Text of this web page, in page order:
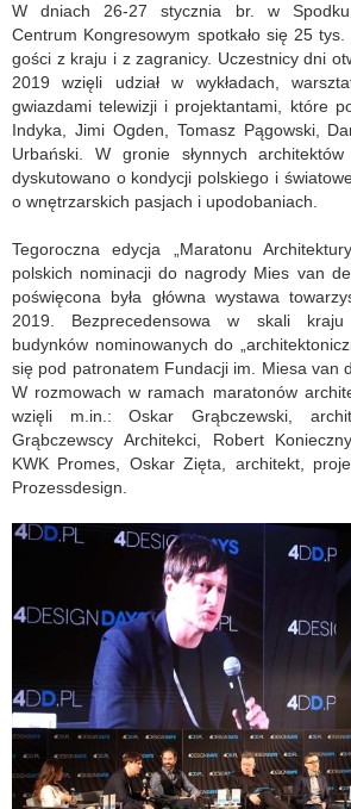
W dniach 26-27 stycznia br. w Spodku
Centrum Kongresowym spotkało się 25 tys.
gości z kraju i z zagranicy. Uczestnicy dni
2019 wzięli udział w wykładach,
gwiazdami telewizji i projektantami, które
Indyka, Jimi Ogden, Tomasz Pągowski,
Urbański. W gronie słynnych
dyskutowano o kondycji polskiego i
o wnętrzarskich pasjach i upodobaniach.
Tegoroczna edycja „Maratonu
polskich nominacji do nagrody Mies van
poświęcona była główna wystawa
2019. Bezprecedensowa w skali kraju
budynków nominowanych do
się pod patronatem Fundacji im. Miesa van
W rozmowach w ramach maratonów
wzięli m.in.: Oskar Grąbczewski,
Grąbczewscy Architekci, Robert
KWK Promes, Oskar Zięta, architekt,
Prozessdesign.